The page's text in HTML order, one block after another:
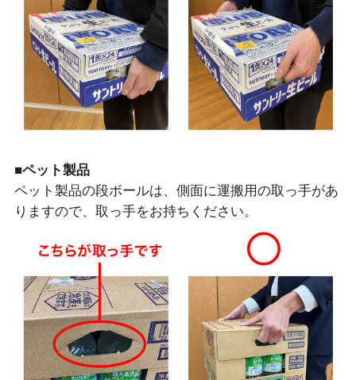
■ペット製品
ペット製品の段ボールは、側面に運搬用の取っ手があ
りますので、取っ手をお持ちください。